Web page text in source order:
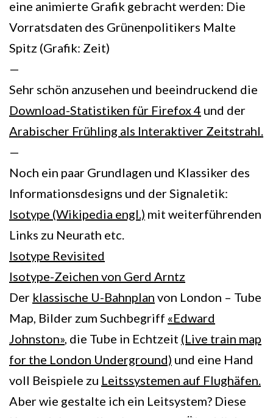
eine animierte Grafik gebracht werden: Die
Vorratsdaten des Grünenpolitikers Malte
Spitz (Grafik: Zeit)
—
Sehr schön anzusehen und beeindruckend die
Download-Statistiken für Firefox 4 und der
Arabischer Frühling als Interaktiver Zeitstrahl.
—
Noch ein paar Grundlagen und Klassiker des
Informationsdesigns und der Signaletik:
Isotype (Wikipedia engl.) mit weiterführenden
Links zu Neurath etc.
Isotype Revisited
Isotype-Zeichen von Gerd Arntz
Der klassische U-Bahnplan von London – Tube
Map, Bilder zum Suchbegriff «Edward
Johnston» , die Tube in Echtzeit (Live train map
for the London Underground) und eine Hand
voll Beispiele zu Leitssystemen auf Flughäfen.
Aber wie gestalte ich ein Leitsystem? Diese